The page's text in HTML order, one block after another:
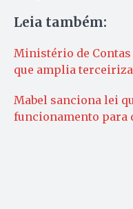
Leia também:
Ministério de
que amplia
Mabel sanciona lei
funcionamento para